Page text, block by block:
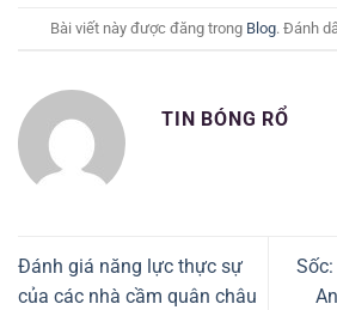
Bài viết này được đăng trong Blog. Đánh
TIN BÓNG RỔ
Đánh giá năng lực thực sự
của các nhà cầm quân châu